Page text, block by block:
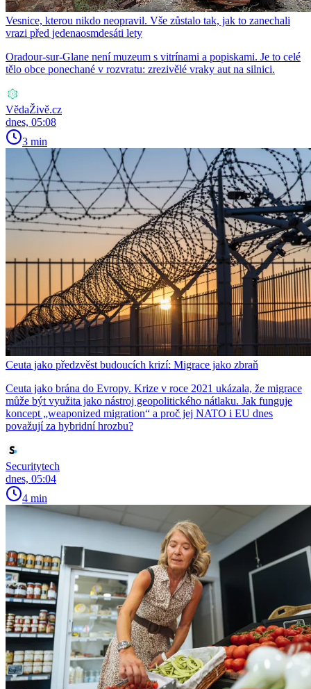
Vesnice, kterou nikdo neopravil. Vše zůstalo tak, jak to zanechali
vrazi před jedenaosmdesáti lety
Oradour-sur-Glane není muzeum s vitrínami a popiskami. Je to celé
tělo obce ponechané v rozvratu: zrezivělé vraky aut na silnici.
VědaŽivě.cz
dnes, 05:08
3 min
Ceuta jako předzvěst budoucích krizí: Migrace jako zbraň
Ceuta jako brána do Evropy. Krize v roce 2021 ukázala, že migrace
může být využita jako nástroj geopolitického nátlaku. Jak funguje
koncept „weaponized migration“ a proč jej NATO i EU dnes
považují za hybridní hrozbu?
Securitytech
dnes, 05:04
4 min